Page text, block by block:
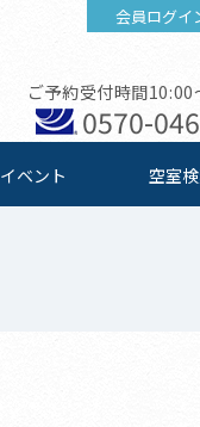
会員ログイ
ご予約受付時間10:00
0570-
イベント 空室